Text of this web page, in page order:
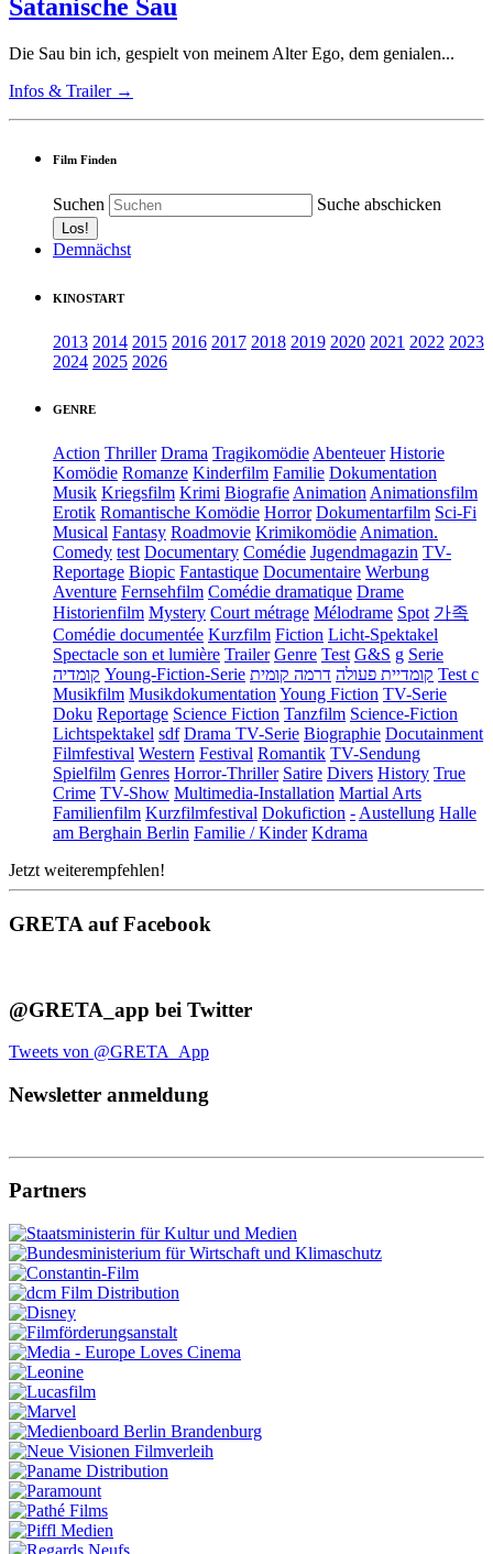
Satanische Sau
Die Sau bin ich, gespielt von meinem Alter Ego, dem genialen...
Infos & Trailer →
Film Finden
Suchen Suche abschicken
Demnächst
KINOSTART
2013 2014 2015 2016 2017 2018 2019 2020 2021 2022 2023
2024 2025 2026
GENRE
Action Thriller Drama TragikomödieAbenteuer Historie
Komödie Romanze Kinderfilm Familie Dokumentation
Musik Kriegsfilm Krimi BiografieAnimationAnimationsfilm
Erotik Romantische Komödie Horror Dokumentarfilm Sci-Fi
Musical Fantasy Roadmovie KrimikomödieAnimation.
Comedy test Documentary Comédie Jugendmagazin TV-
Reportage Biopic Fantastique Documentaire Werbung
Aventure Fernsehfilm Comédie dramatique Drame
Historienfilm Mystery Court métrage Mélodrame Spot 가족
Comédie documentée Kurzfilm Fiction Licht-Spektakel
Spectacle son et lumière Trailer Genre Test G&S g Serie
קומדיה Young-Fiction-Serie קומדיית פעולה דרמה קומית
Test c
Musikfilm MusikdokumentationYoung Fiction TV-Serie
Doku Reportage Science Fiction Tanzfilm Science-Fiction
Lichtspektakel sdf Drama TV-Serie Biographie Docutainment
Filmfestival Western Festival Romantik TV-Sendung
Spielfilm Genres Horror-Thriller Satire Divers History True
Crime TV-Show Multimedia-Installation Martial Arts
Familienfilm Kurzfilmfestival Dokufiction -Austellung Halle
am Berghain Berlin Familie / Kinder Kdrama
Jetzt weiterempfehlen!
GRETA auf Facebook
@GRETA_app bei Twitter
Tweets von @GRETA_App
Newsletter anmeldung
Partners